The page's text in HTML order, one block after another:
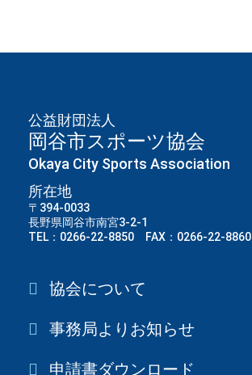
公益財団法人
岡谷市スポーツ協会
Okaya City Sports Association
所在地
〒394-0033
長野県岡谷市南宮3-2-1
TEL：0266-22-8850 FAX：0266-22-8860
協会について
事務局よりお知らせ
申請書ダウンロード